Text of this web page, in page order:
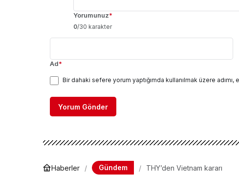
Yorumunuz*
0/30 karakter
Ad*
Bir dahaki sefere yorum yaptığımda kullanılmak üzere
Yorum Gönder
Haberler Gündem THY’den Vietnam kararı